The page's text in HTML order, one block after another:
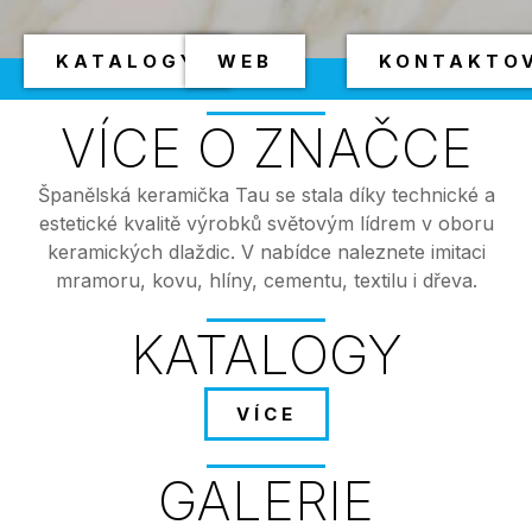
KATALOGY WEB
VÍCE O ZNAČCE
Španělská keramička Tau se stala díky technické a
estetické kvalitě výrobků světovým lídrem v oboru
keramických dlaždic. V nabídce naleznete imitaci
mramoru, kovu, hlíny, cementu, textilu i dřeva.
KATALOGY
VÍCE
GALERIE